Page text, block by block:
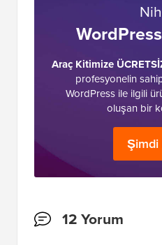
Araç Kitimize
profesyonelin
WordPress ile ilgili
oluşan bir
Şimdi
Okuyucu12 Yorum